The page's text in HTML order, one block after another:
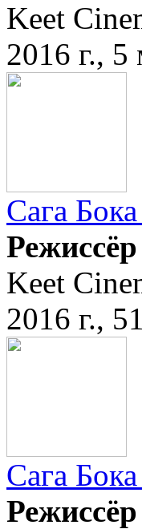
Keet
2016 г., 5
Сага
Keet
2016 г.,
Сага